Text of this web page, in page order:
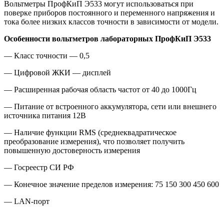
Вольтметры ПрофКиП Э533 могут использоваться при
поверке приборов постоянного и переменного напряжения и
тока более низких классов точности в зависимости от модели.
Особенности вольтметров лабораторных ПрофКиП Э533
— Класс точности — 0,5
— Цифровой ЖКИ — дисплей
— Расширенная рабочая область частот от 40 до 1000Гц
— Питание от встроенного аккумулятора, сети или внешнего
источника питания 12В
— Наличие функции RMS (среднеквадратическое
преобразование измерения), что позволяет получить
повышенную достоверность измерения
— Госреестр СИ РФ
— Конечное значение пределов измерения: 75 150 300 450 600
— LAN-порт